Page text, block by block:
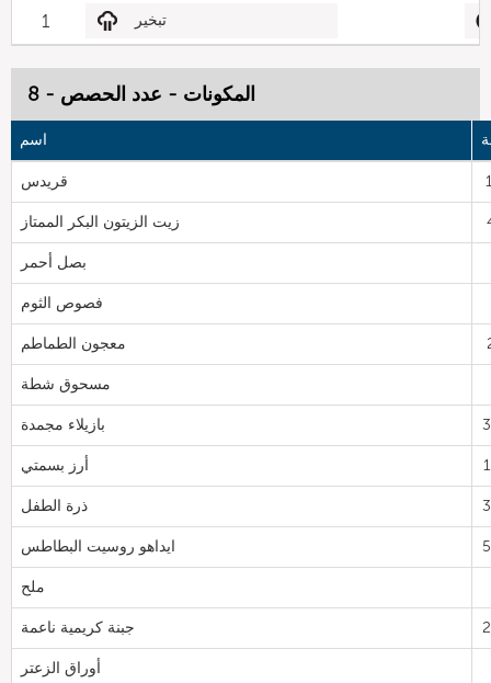
1 تبخير
المكونات - عدد الحصص - 8
اسم
قريدس
زيت الزيتون البكر الممتاز
بصل أحمر
فصوص الثوم
معجون الطماطم
مسحوق شطة
بازيلاء مجمدة
أرز بسمتي
ذرة الطفل
ايداهو روسيت البطاطس
ملح
جبنة كريمية ناعمة
أوراق الزعتر